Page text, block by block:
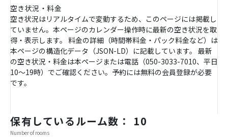
空き状況・料金
空き状況はリアルタイムで変動するため、このページには掲載し
ていません。本ページのカレンダー操作時に最新の空き状況を取
得・表示します。 料金の詳細（時間帯料金・パック料金など）は
本ページの構造化データ（JSON-LD）に記載しています。 最新
の空き状況・料金は本ページまたは電話（050-3033-7010、平日
10〜19時）でご確認ください。予約には無料の会員登録が必要
です。
保有しているルーム数： 10
Number of rooms